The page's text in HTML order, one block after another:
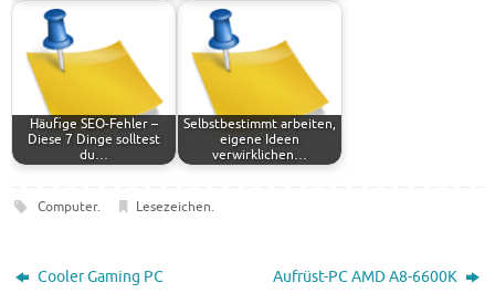
Häufige SEO-Fehler –
Diese 7 Dinge solltest
du…
Selbstbestimmt arbeiten,
eigene Ideen
verwirklichen…
Computer. Lesezeichen.
Cooler Gaming PC Aufrüst-PC AMD A8-6600K